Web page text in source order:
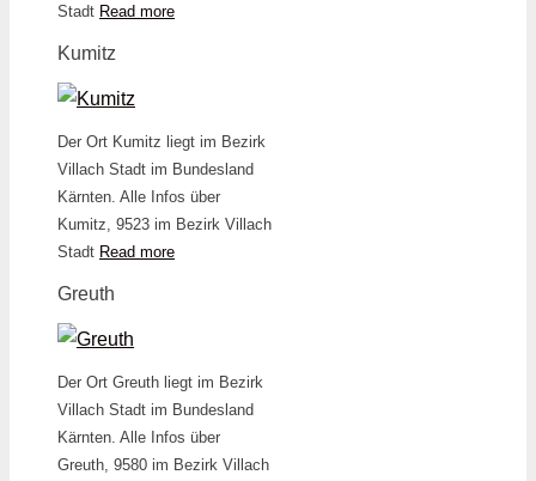
Stadt Read more
Kumitz
Der Ort Kumitz liegt im Bezirk
Villach Stadt im Bundesland
Kärnten. Alle Infos über
Kumitz, 9523 im Bezirk Villach
Stadt Read more
Greuth
Der Ort Greuth liegt im Bezirk
Villach Stadt im Bundesland
Kärnten. Alle Infos über
Greuth, 9580 im Bezirk Villach